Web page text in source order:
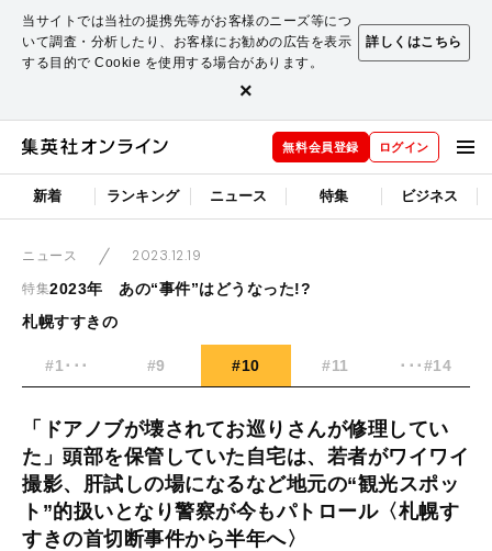
当サイトでは当社の提携先等がお客様のニーズ等につ
いて調査・分析したり、お客様にお勧めの広告を表示
する目的で Cookie を使用する場合があります。
詳しくはこちら
×
無料会員登録 ログイン
新着 ランキング ニュース 特集 ビジネス
ニュース 2023.12.19
特集2023年 あの“事件”はどうなった!?
札幌すすきの
#1･･･ #9 #10 #11 ･･･#14
「ドアノブが壊されてお巡りさんが修理してい
た」頭部を保管していた自宅は、若者がワイワイ
撮影、肝試しの場になるなど地元の“観光スポッ
ト”的扱いとなり警察が今もパトロール〈札幌す
すきの首切断事件から半年へ〉